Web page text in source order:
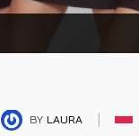
BY LAURA